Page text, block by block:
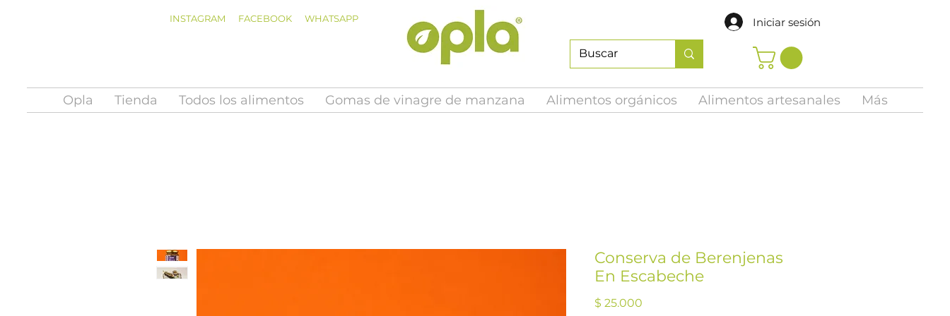
INSTAGRAM FACEBOOK WHATSAPP Iniciar sesión
Opla Tienda Todos los alimentos Gomas de vinagre de manzana Alimentos orgánicos Alimentos artesanales Más
Conserva de Berenjenas
En Escabeche
$ 25.000